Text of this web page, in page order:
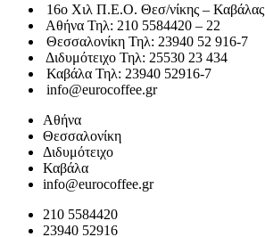
16o Χιλ Π.Ε.Ο. Θεσ/νίκης – Καβάλας
Αθήνα Τηλ: 210 5584420 – 22
Θεσσαλονίκη Τηλ: 23940 52 916-7
Διδυμότειχο Τηλ: 25530 23 434
Καβάλα Τηλ: 23940 52916-7
info@eurocoffee.gr
Αθήνα
Θεσσαλονίκη
Διδυμότειχο
Καβάλα
info@eurocoffee.gr
210 5584420
23940 52916